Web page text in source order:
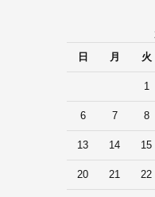
日
月 火
1
6 7 8
13 14 15
20 21 22